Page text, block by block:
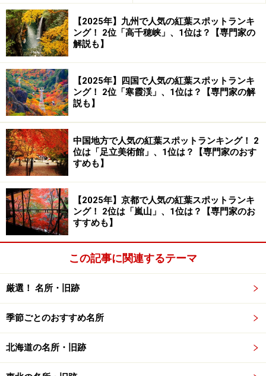
【2025年】九州で人気の紅葉スポットランキ
ング！ 2位「高千穂峡」、1位は？【専門家の
解説も】
【2025年】四国で人気の紅葉スポットランキ
ング！ 2位「寒霞渓」、1位は？【専門家の解
説も】
中国地方で人気の紅葉スポットランキング！ 2
位は「足立美術館」、1位は？【専門家のおす
すめも】
【2025年】京都で人気の紅葉スポットランキ
ング！ 2位は「嵐山」、1位は？【専門家のお
すすめも】
この記事に関連するテーマ
厳選！ 名所・旧跡
季節ごとのおすすめ名所
北海道の名所・旧跡